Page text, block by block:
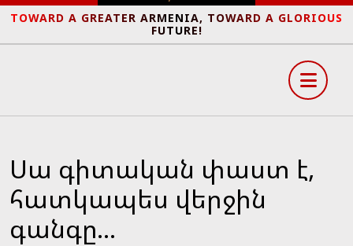
TOWARD A GREATER ARMENIA, TOWARD A GLORIOUS
FUTURE!
Սա գիտական փաստ է,
հատկապես վերջին
գանգը...